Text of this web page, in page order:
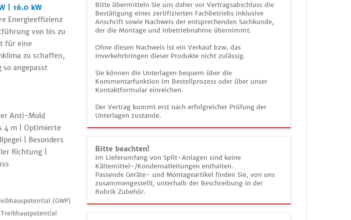
Bitte übermitteln Sie uns daher vor Vertragsabschluss die
Bestätigung eines zertifizierten Fachbetriebs inklusive
Anschrift sowie Nachweis der entsprechenden Sachkunde,
der die Montage und Inbetriebnahme übernimmt.
Ohne diesen Nachweis ist ein Verkauf bzw. das
Inverkehrbringen dieser Produkte nicht zulässig.
Sie können die Unterlagen bequem über die
Kommentarfunktion im Bestellprozess oder über unser
Kontaktformular einreichen.
Der Vertrag kommt erst nach erfolgreicher Prüfung der
Unterlagen zustande.
Bitte beachten!
Im Lieferumfang von Split-Anlagen sind keine
Kältemittel-/Kondensatleitungen enthalten.
Passende Geräte- und Montageartikel finden Sie, von uns
zusammengestellt, unterhalb der Beschreibung in der
Rubrik Zubehör.
| 16.0 kW
Energieeffizienz
von bis zu
für eine
zu schaffen,
angepasst
Anti-Mold
4 m | Optimierte
| Besonders
Richtung |
(GWP)